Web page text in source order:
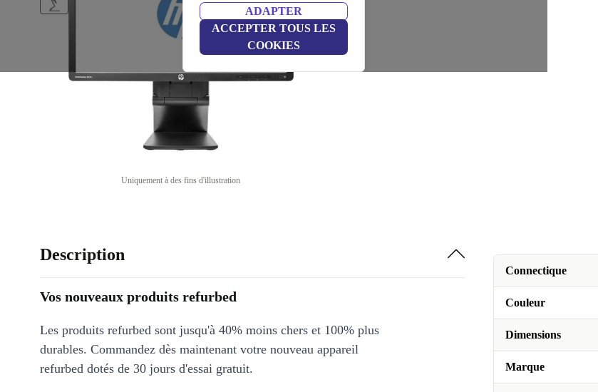
ADAPTER
ACCEPTER TOUS LES
COOKIES
Uniquement à des fins d'illustration
Connectique
Couleur
Dimensions
Marque
Description
Vos nouveaux produits refurbed
Les produits refurbed sont jusqu'à 40% moins chers et 100% plus
durables. Commandez dès maintenant votre nouveau appareil
refurbed dotés de 30 jours d'essai gratuit.